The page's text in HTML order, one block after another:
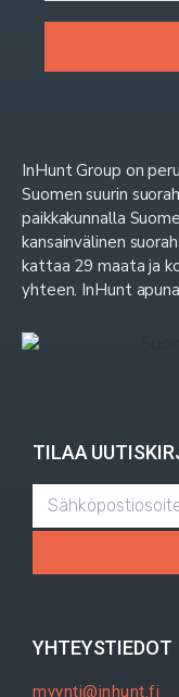
InHunt Group on
Suomen suurin
paikkakunnalla
kansainvälinen
kattaa 29 maata ja
yhteen. InHunt
TILAA
YHTEYSTIEDOT
myynti@inhunt.fi